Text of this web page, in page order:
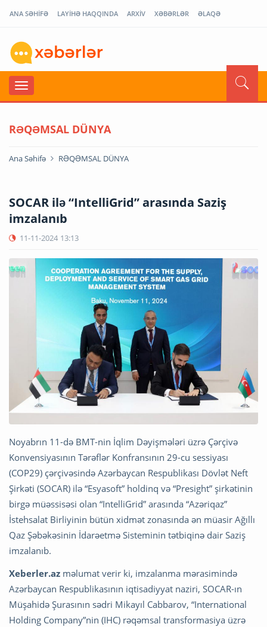
ANA SƏHİFƏ LAYİHƏ HAQQINDA ARXİV XƏBƏRLƏR ƏLAQƏ
RƏQƏMSAL DÜNYA
Ana Səhifə RƏQƏMSAL DÜNYA
SOCAR ilə “IntelliGrid” arasında Saziş
imzalanıb
11-11-2024 13:13
Noyabrın 11-də BMT-nin İqlim Dəyişmələri üzrə Çərçivə
Konvensiyasının Tərəflər Konfransının 29-cu sessiyası
(COP29) çərçivəsində Azərbaycan Respublikası Dövlət Neft
Şirkəti (SOCAR) ilə “Esyasoft” holdinq və “Presight” şirkətinin
birgə müəssisəsi olan “IntelliGrid” arasında “Azəriqaz”
İstehsalat Birliyinin bütün xidmət zonasında ən müasir Ağıllı
Qaz Şəbəkəsinin İdarəetmə Sisteminin tətbiqinə dair Saziş
imzalanıb.
Xeberler.az məlumat verir ki, imzalanma mərasimində
Azərbaycan Respublikasının iqtisadiyyat naziri, SOCAR-ın
Müşahidə Şurasının sədri Mikayıl Cabbarov, “International
Holding Company”nin (IHC) rəqəmsal transformasiya üzrə